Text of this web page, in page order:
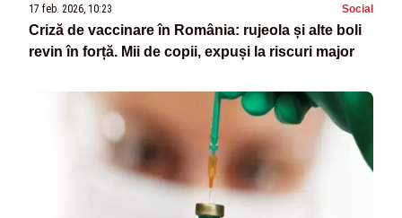
17 feb. 2026, 10:23 Social
Criză de vaccinare în România: rujeola și alte boli
revin în forță. Mii de copii, expuși la riscuri major